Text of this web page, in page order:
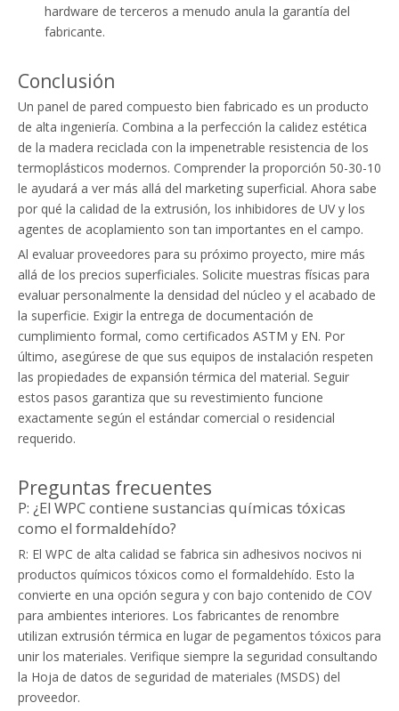
hardware de terceros a menudo anula la garantía del
fabricante.
Conclusión
Un panel de pared compuesto bien fabricado es un producto
de alta ingeniería. Combina a la perfección la calidez estética
de la madera reciclada con la impenetrable resistencia de los
termoplásticos modernos. Comprender la proporción 50-30-10
le ayudará a ver más allá del marketing superficial. Ahora sabe
por qué la calidad de la extrusión, los inhibidores de UV y los
agentes de acoplamiento son tan importantes en el campo.
Al evaluar proveedores para su próximo proyecto, mire más
allá de los precios superficiales. Solicite muestras físicas para
evaluar personalmente la densidad del núcleo y el acabado de
la superficie. Exigir la entrega de documentación de
cumplimiento formal, como certificados ASTM y EN. Por
último, asegúrese de que sus equipos de instalación respeten
las propiedades de expansión térmica del material. Seguir
estos pasos garantiza que su revestimiento funcione
exactamente según el estándar comercial o residencial
requerido.
Preguntas frecuentes
P: ¿El WPC contiene sustancias químicas tóxicas
como el formaldehído?
R: El WPC de alta calidad se fabrica sin adhesivos nocivos ni
productos químicos tóxicos como el formaldehído. Esto la
convierte en una opción segura y con bajo contenido de COV
para ambientes interiores. Los fabricantes de renombre
utilizan extrusión térmica en lugar de pegamentos tóxicos para
unir los materiales. Verifique siempre la seguridad consultando
la Hoja de datos de seguridad de materiales (MSDS) del
proveedor.